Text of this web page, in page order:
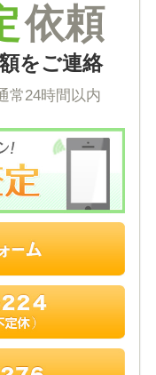
依頼
をご連絡
常24時間以内